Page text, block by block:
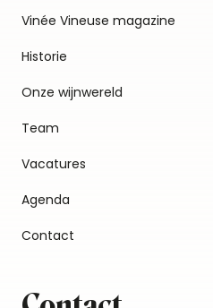
Vinée Vineuse magazine
Historie
Onze wijnwereld
Team
Vacatures
Agenda
Contact